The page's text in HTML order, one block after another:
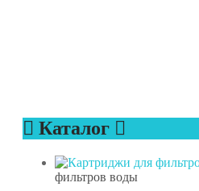
Каталог
фильтров воды